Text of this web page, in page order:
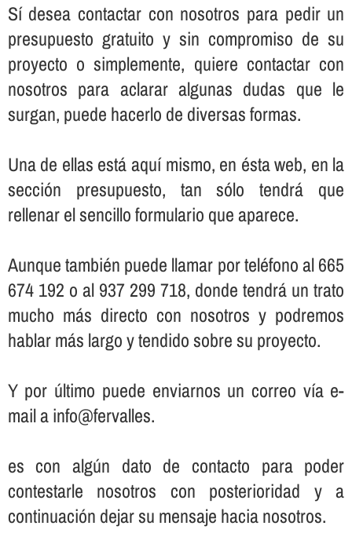
Sí­ desea contactar con nosotros para pedir un
presupuesto gratuito y sin compromiso de su
proyecto o simplemente, quiere contactar con
nosotros para aclarar algunas dudas que le
surgan, puede hacerlo de diversas formas.
Una de ellas está aquí­ mismo, en ésta web, en la
sección presupuesto, tan sólo tendrá que
rellenar el sencillo formulario que aparece.
Aunque también puede llamar por teléfono al 665
674 192 o al 937 299 718, donde tendrá un trato
mucho más directo con nosotros y podremos
hablar más largo y tendido sobre su proyecto.
Y por último puede enviarnos un correo ví­a e-
mail a info@fervalles.
es con algún dato de contacto para poder
contestarle nosotros con posterioridad y a
continuación dejar su mensaje hacia nosotros.